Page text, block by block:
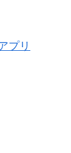
プリ